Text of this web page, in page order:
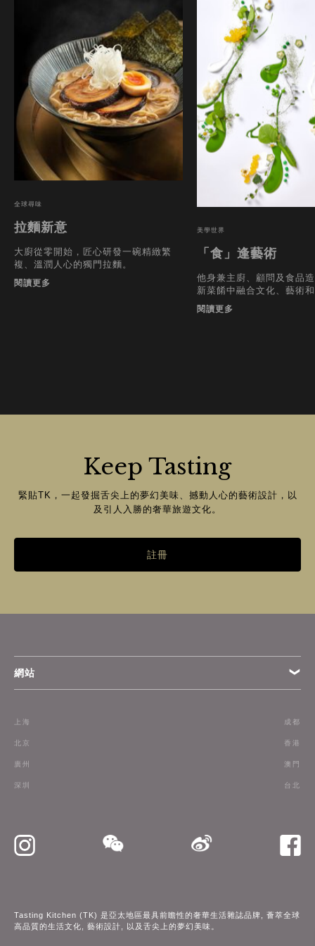
全球尋味
拉麵新意
大廚從零開始，匠心研發一碗精緻繁
複、溫潤人心的獨門拉麵。
閱讀更多
美學世界
「食」逢藝術
他身兼主廚、顧問及食品
新菜餚中融合文化、藝術
閱讀更多
Keep Tasting
緊貼TK，一起發掘舌尖上的夢幻美味、撼動人心的藝術設計，以
及引人入勝的奢華旅遊文化。
註冊
網站
訂閱
上海
北京
廣州
深圳
成都
香港
澳門
台北
Tasting Kitchen (TK) 是亞太地區最具前瞻性的奢華生活雜誌品牌, 薈萃全球
高品質的生活文化, 藝術設計, 以及舌尖上的夢幻美味。